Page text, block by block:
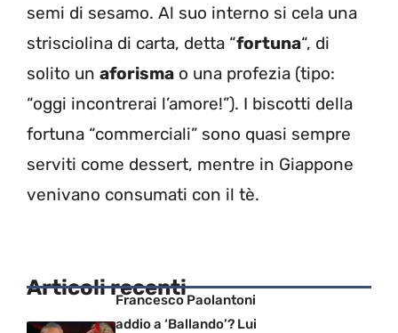
semi di sesamo. Al suo interno si cela una
strisciolina di carta, detta “fortuna“, di
solito un aforisma o una profezia (tipo:
“oggi incontrerai l’amore!”). I biscotti della
fortuna “commerciali” sono quasi sempre
serviti come dessert, mentre in Giappone
venivano consumati con il tè.
Articoli recentiFrancesco Paolantoni
addio a ‘Ballando’? Lui